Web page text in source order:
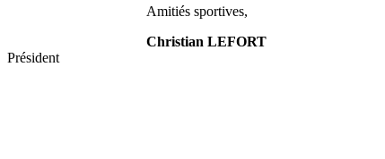
Amitiés sportives,
Christian LEFORT
Président